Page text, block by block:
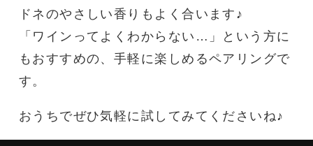
ドネのやさしい香りもよく合います♪
「ワインってよくわからない…」という方に
もおすすめの、手軽に楽しめるペアリングで
す。
おうちでぜひ気軽に試してみてくださいね♪